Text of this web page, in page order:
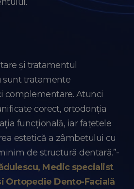
și tratamentul
sunt tratamente
complementare. Atunci
corect, ortodonția
funcțională, iar fațetele
estetică a zâmbetului cu
de structură dentară.”-
Medic specialist
Ortopedie Dento-Facială